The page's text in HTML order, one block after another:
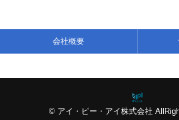
© アイ・ピー・アイ株式会社
会社概要